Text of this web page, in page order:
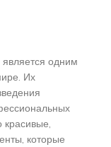
одним
Их
красивые,
которые